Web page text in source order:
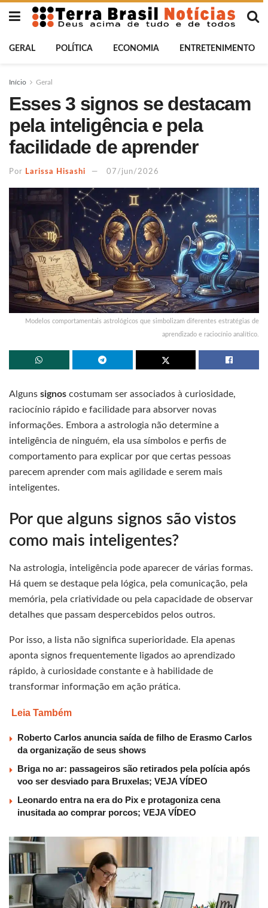
GERAL POLÍTICA ECONOMIA ENTRETENIMENTO
Início Geral
Esses 3 signos se destacam
pela inteligência e pela
facilidade de aprender
Por Larissa Hisashi 07/jun/2026
Modelos comportamentais astrológicos que simbolizam diferentes estratégias de
aprendizado e raciocínio analítico.
Alguns signos costumam ser associados à curiosidade,
raciocínio rápido e facilidade para absorver novas
informações. Embora a astrologia não determine a
inteligência de ninguém, ela usa símbolos e perfis de
comportamento para explicar por que certas pessoas
parecem aprender com mais agilidade e serem mais
inteligentes.
Por que alguns signos são vistos
como mais inteligentes?
Na astrologia, inteligência pode aparecer de várias formas.
Há quem se destaque pela lógica, pela comunicação, pela
memória, pela criatividade ou pela capacidade de observar
detalhes que passam despercebidos pelos outros.
Por isso, a lista não significa superioridade. Ela apenas
aponta signos frequentemente ligados ao aprendizado
rápido, à curiosidade constante e à habilidade de
transformar informação em ação prática.
Leia Também
Roberto Carlos anuncia saída de filho de Erasmo Carlos
da organização de seus shows
Briga no ar: passageiros são retirados pela polícia após
voo ser desviado para Bruxelas; VEJA VÍDEO
Leonardo entra na era do Pix e protagoniza cena
inusitada ao comprar porcos; VEJA VÍDEO